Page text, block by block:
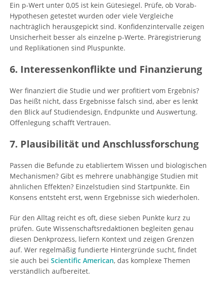
Ein p-Wert unter 0,05 ist kein Gütesiegel. Prüfe, ob Vorab-
Hypothesen getestet wurden oder viele Vergleiche
nachträglich herausgepickt sind. Konfidenzintervalle zeigen
Unsicherheit besser als einzelne p-Werte. Präregistrierung
und Replikationen sind Pluspunkte.
6. Interessenkonflikte und Finanzierung
Wer finanziert die Studie und wer profitiert vom Ergebnis?
Das heißt nicht, dass Ergebnisse falsch sind, aber es lenkt
den Blick auf Studiendesign, Endpunkte und Auswertung.
Offenlegung schafft Vertrauen.
7. Plausibilität und Anschlussforschung
Passen die Befunde zu etabliertem Wissen und biologischen
Mechanismen? Gibt es mehrere unabhängige Studien mit
ähnlichen Effekten? Einzelstudien sind Startpunkte. Ein
Konsens entsteht erst, wenn Ergebnisse sich wiederholen.
Für den Alltag reicht es oft, diese sieben Punkte kurz zu
prüfen. Gute Wissenschaftsredaktionen begleiten genau
diesen Denkprozess, liefern Kontext und zeigen Grenzen
auf. Wer regelmäßig fundierte Hintergründe sucht, findet
sie auch bei Scientific American, das komplexe Themen
verständlich aufbereitet.